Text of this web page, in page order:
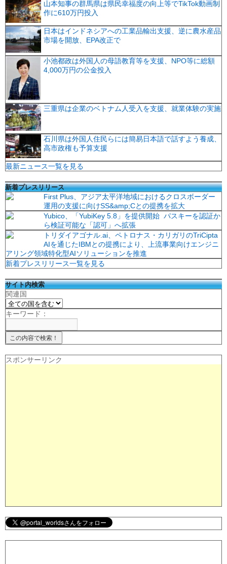
山本知事の群馬県は県民幸福度の向上等でTikTok動画制
作に610万円投入
日本はインドネシアへの工業品輸出支援、逆に農水産品
市場を開放、EPA改正で
小池都政は外国人の母語教育等を支援、NPO等に総額
4,000万円の公金投入
三重県は企業のベトナム人受入を支援、就業体験の実施
石川県は外国人住民らには簡易日本語で話すよう養成、
高市政権も予算支援
最新ニュース一覧を見る
新着プレスリリース
First Plus、アジア太平洋地域におけるクロスボーダー
運用の支援に向けSS&amp;Cとの提携を拡大
Yubico、「YubiKey 5.8」を提供開始 パスキーを認証か
ら検証可能な「認可」へ拡張
トリダイアゴナル.ai、ペトロナス・カリガリのTriCipta
AIを通じたIBMとの提携により、上流事業向けエンジニ
アリング領域特化型AIソリューションを推進
新着プレスリリース一覧を見る
サイト内検索
関連国
キーワード：
スポンサーリンク